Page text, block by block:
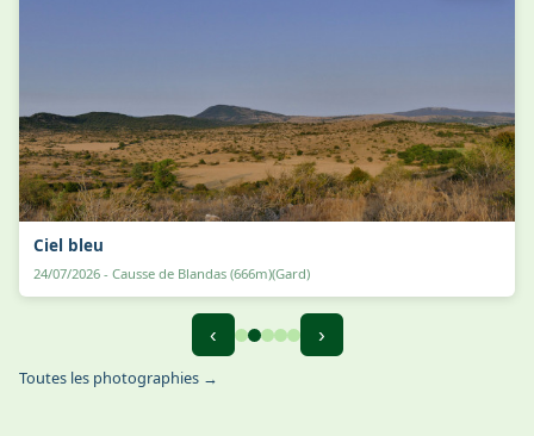
Ciel bleu
24/07/2026 - Causse de Blandas (666m)(Gard)
‹ ›
Toutes les photographies →